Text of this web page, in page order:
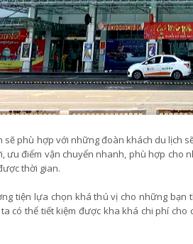
sẽ phù hợp với những đoàn khách du lịch
ưu điểm vận chuyển nhanh, phù hợp
thời gian.
tiện lựa chọn khá thú vị cho những bạn
có thể tiết kiệm được kha khá chi phí